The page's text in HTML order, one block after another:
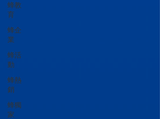
蜂教
育
蜂企
業
蜂活
動
蜂熱
銷
蜂獨
家